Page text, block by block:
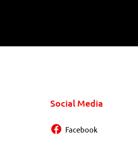
Social Media
Facebook